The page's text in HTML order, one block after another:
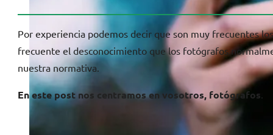
Por experiencia podemos decir que son muy frecuentes
frecuente el desconocimiento que los fotógrafos
nuestra normativa.
En este post nos centramos en vosotros, fotógrafos.